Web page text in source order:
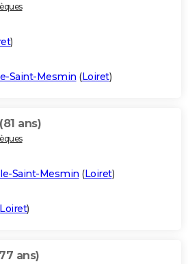
)
Saint-Mesmin (Loiret)
(81 ans)
Saint-Mesmin (Loiret)
Loiret)
ans)